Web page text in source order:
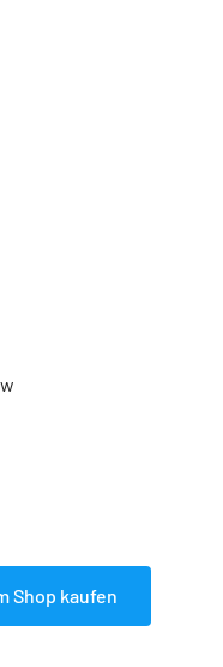
Shop kaufen